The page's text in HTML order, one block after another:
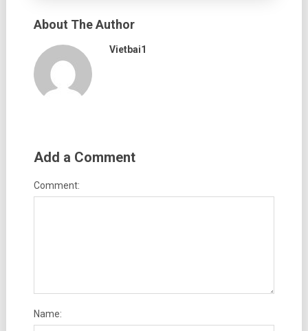
About The Author
Vietbai1
Add a Comment
Comment:
Name: